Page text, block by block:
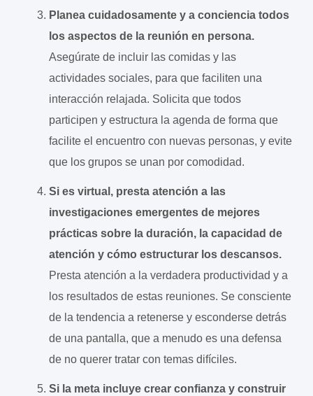
Planea cuidadosamente y a conciencia todos
los aspectos de la reunión en persona.
Asegúrate de incluir las comidas y las
actividades sociales, para que faciliten una
interacción relajada. Solicita que todos
participen y estructura la agenda de forma que
facilite el encuentro con nuevas personas, y evite
que los grupos se unan por comodidad.
Si es virtual, presta atención a las
investigaciones emergentes de mejores
prácticas sobre la duración, la capacidad de
atención y cómo estructurar los descansos.
Presta atención a la verdadera productividad y a
los resultados de estas reuniones. Se consciente
de la tendencia a retenerse y esconderse detrás
de una pantalla, que a menudo es una defensa
de no querer tratar con temas difíciles.
Si la meta incluye crear confianza y construir